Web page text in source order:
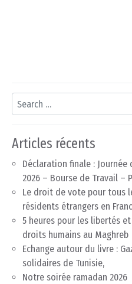
Search
Articles récents
Déclaration finale : Journée
2026 – Bourse de Travail –
Le droit de vote pour tous
résidents étrangers en
5 heures pour les libertés
droits humains au Maghreb
Echange autour du livre :
solidaires de Tunisie,
Notre soirée ramadan 2026